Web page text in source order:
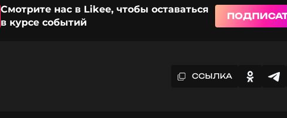
Смотрите нас в Likee, чтобы оставаться
в курсе событий
ССЫЛКА